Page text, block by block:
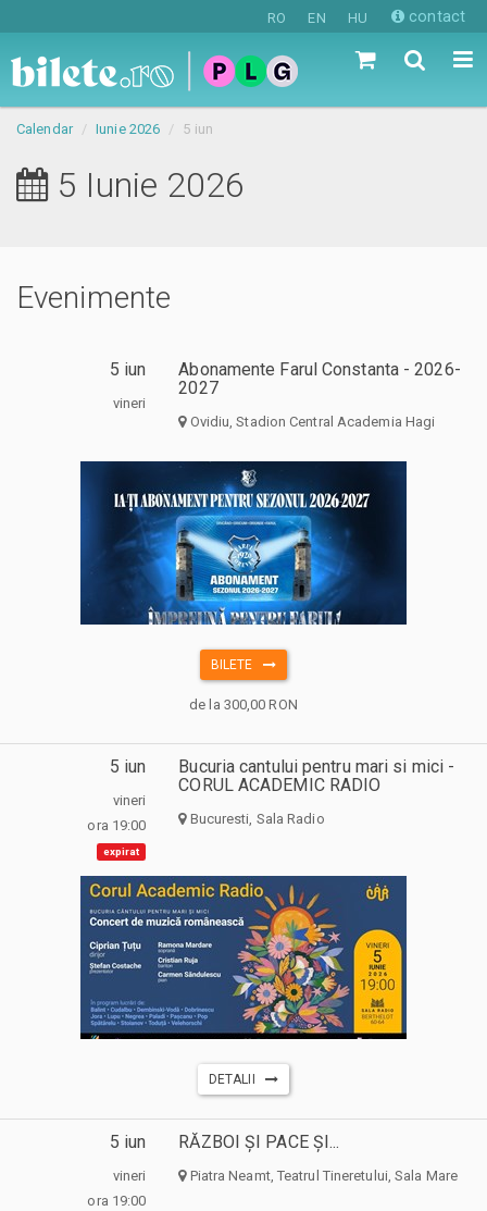
RO EN HU contact
Calendar Iunie 2026 5 iun
5 Iunie 2026
Evenimente
5 iun
vineri
Abonamente Farul Constanta - 2026-
2027
Ovidiu, Stadion Central Academia Hagi
BILETE
de la 300,00 RON
5 iun
vineri
ora 19:00
expirat
Bucuria cantului pentru mari si mici -
CORUL ACADEMIC RADIO
Bucuresti, Sala Radio
DETALII
5 iun
vineri
ora 19:00
RĂZBOI ȘI PACE ȘI...
Piatra Neamt, Teatrul Tineretului, Sala Mare